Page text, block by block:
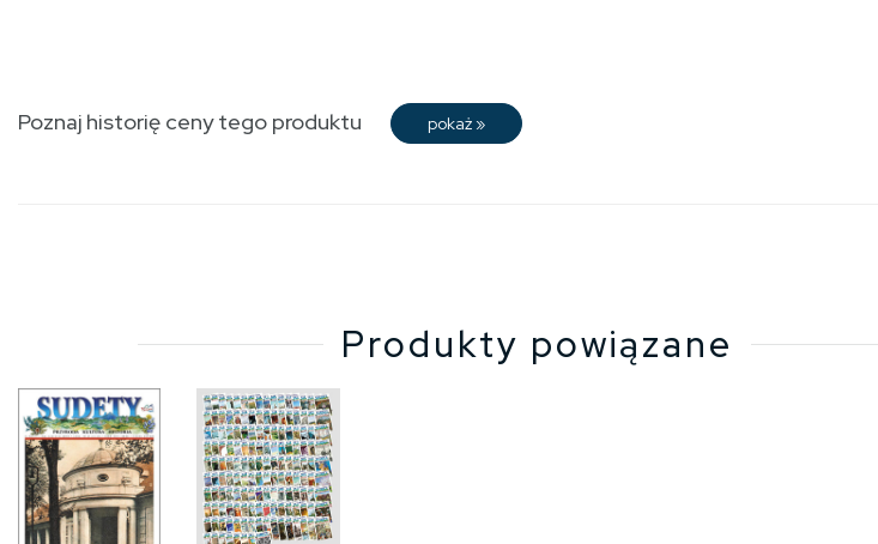
Poznaj historię ceny tego produktu pokaż »
Produkty powiązane